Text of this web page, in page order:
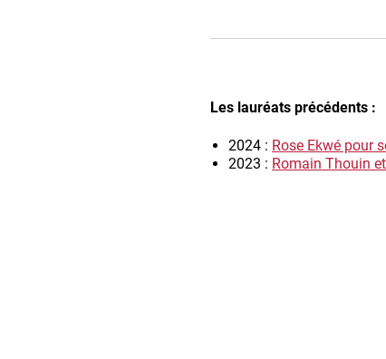
Les lauréats précédents :
2024 : Rose Ekwé pour
2023 : Romain Thouin